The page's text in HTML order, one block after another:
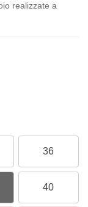
realizzate a
36
40